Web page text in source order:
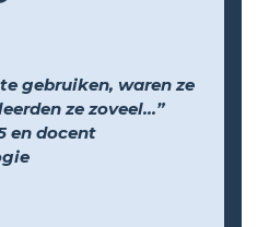
gebruiken, waren ze
ze zoveel...”
en docent